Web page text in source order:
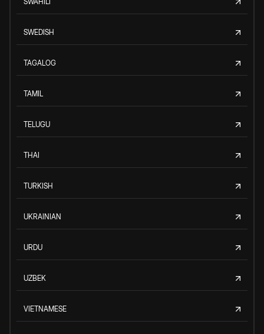
SWEDISH
TAGALOG
TAMIL
TELUGU
THAI
TURKISH
UKRAINIAN
URDU
UZBEK
VIETNAMESE